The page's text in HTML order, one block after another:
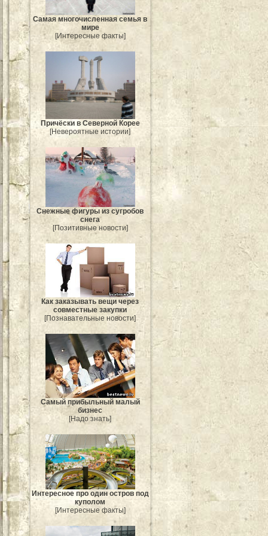
Самая многочисленная семья в
мире
[Интересные факты]
Причёски в Северной Корее
[Невероятные истории]
Снежные фигуры из сугробов
снега
[Позитивные новости]
Как заказывать вещи через
совместные закупки
[Познавательные новости]
Самый прибыльный малый
бизнес
[Надо знать]
Интересное про один остров под
куполом
[Интересные факты]